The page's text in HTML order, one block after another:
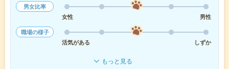
男女比率
女性
男性
職場の様子
活気がある
しずか
もっと見る